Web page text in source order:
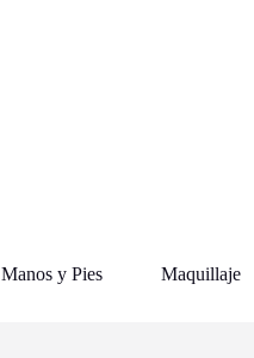
Manos y Pies Maquillaje